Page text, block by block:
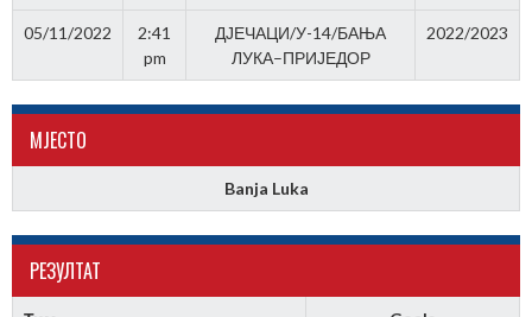
05/11/2022
2:41
pm
ДЈЕЧАЦИ/У-14/БАЊА
ЛУКА–ПРИЈЕДОР
2022/2023
МJЕСТО
Banja Luka
РЕЗУЛТАТ